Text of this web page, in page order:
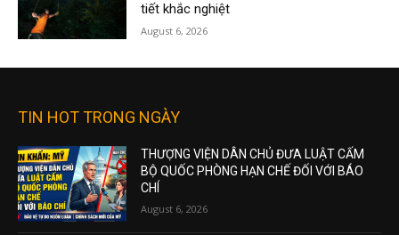
tiết khắc nghiệt
August 6, 2026
TIN HOT TRONG NGÀY
THƯỢNG VIỆN DÂN CHỦ ĐƯA LUẬT CẤM
BỘ QUỐC PHÒNG HẠN CHẾ ĐỐI VỚI BÁO
CHÍ
August 6, 2026